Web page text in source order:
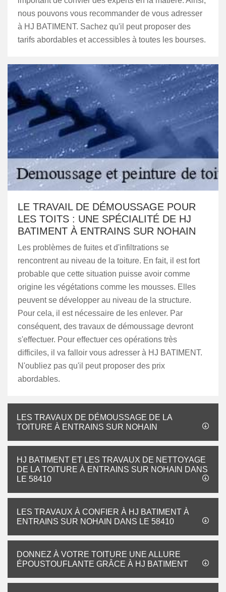
nous pouvons vous recommander de vous adresser
à HJ BATIMENT. Sachez qu'il peut proposer des
tarifs abordables et accessibles à toutes les bourses.
LE TRAVAIL DE DÉMOUSSAGE POUR
LES TOITS : UNE SPÉCIALITÉ DE HJ
BATIMENT À ENTRAINS SUR NOHAIN
Les problèmes de fuites et d'infiltrations se
rencontrent au niveau de la toiture. En fait, il est fort
probable que cette situation puisse avoir comme
origine les végétations comme les mousses. Elles
peuvent se développer au niveau de la structure.
Pour cela, il est nécessaire de les enlever. Par
conséquent, des travaux de démoussage devront
s'effectuer. Pour effectuer ces opérations très
difficiles, il va falloir vous adresser à HJ BATIMENT.
N'oubliez pas qu'il peut proposer des prix
abordables.
LES TRAVAUX DE DÉMOUSSAGE DE LA
TOITURE À ENTRAINS SUR NOHAIN
HJ BATIMENT ET LES TRAVAUX DE NETTOYAGE
DE LA TOITURE À ENTRAINS SUR NOHAIN DANS
LE 58410
LES TRAVAUX À CONFIER À HJ BATIMENT À
ENTRAINS SUR NOHAIN DANS LE 58410
DONNEZ À VOTRE TOITURE UNE ALLURE
ÉPOUSTOUFLANTE GRÂCE À HJ BATIMENT